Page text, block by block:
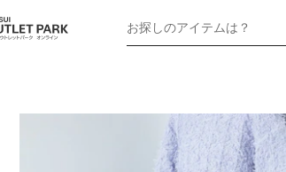
お探しのアイテムは？